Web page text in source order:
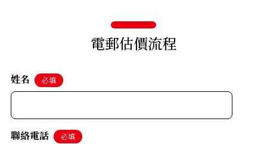
電郵估價流程
姓名 必填
聯絡電話 必填